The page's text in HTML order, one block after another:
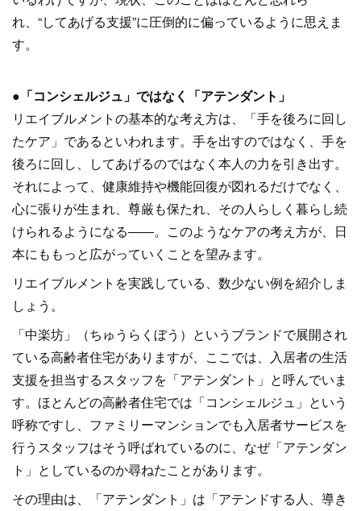
れ、“してあげる支援”に圧倒的に偏っているように思えま
す。
●「コンシェルジュ」ではなく「アテンダント」
リエイブルメントの基本的な考え方は、「手を後ろに回し
たケア」であるといわれます。手を出すのではなく、手を
後ろに回し、してあげるのではなく本人の力を引き出す。
それによって、健康維持や機能回復が図れるだけでなく、
心に張りが生まれ、尊厳も保たれ、その人らしく暮らし続
けられるようになる――。このようなケアの考え方が、日
本にももっと広がっていくことを望みます。
リエイブルメントを実践している、数少ない例を紹介しま
しょう。
「中楽坊」（ちゅうらくぼう）というブランドで展開され
ている高齢者住宅がありますが、ここでは、入居者の生活
支援を担当するスタッフを「アテンダント」と呼んでいま
す。ほとんどの高齢者住宅では「コンシェルジュ」という
呼称ですし、ファミリーマンションでも入居者サービスを
行うスタッフはそう呼ばれているのに、なぜ「アテンダン
ト」としているのか尋ねたことがあります。
その理由は、「アテンダント」は「アテンドする人、導き